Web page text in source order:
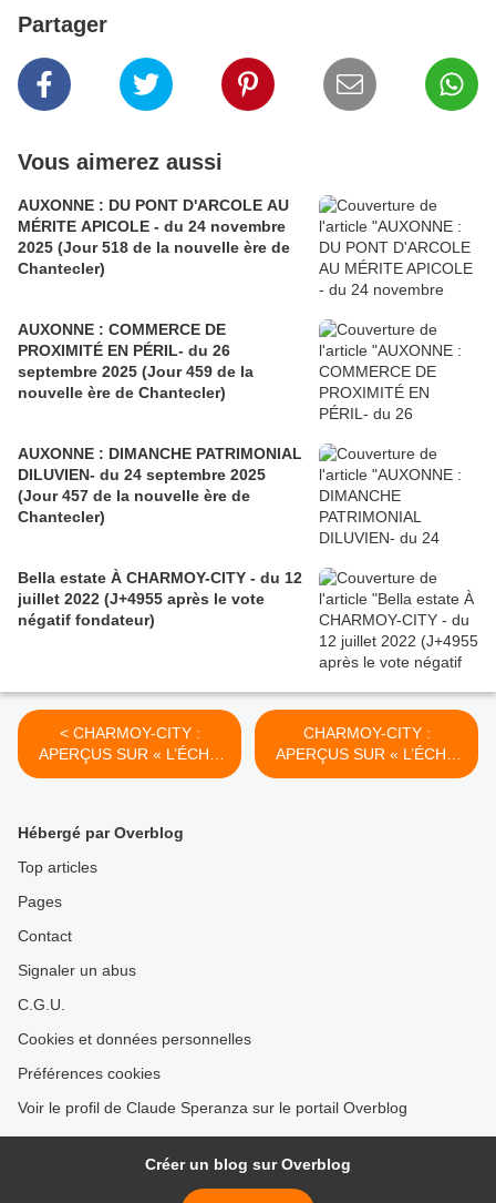
Partager
Vous aimerez aussi
AUXONNE : DU PONT D'ARCOLE AU
MÉRITE APICOLE - du 24 novembre
2025 (Jour 518 de la nouvelle ère de
Chantecler)
AUXONNE : COMMERCE DE
PROXIMITÉ EN PÉRIL- du 26
septembre 2025 (Jour 459 de la
nouvelle ère de Chantecler)
AUXONNE : DIMANCHE PATRIMONIAL
DILUVIEN- du 24 septembre 2025
(Jour 457 de la nouvelle ère de
Chantecler)
Bella estate À CHARMOY-CITY - du 12
juillet 2022 (J+4955 après le vote
négatif fondateur)
< CHARMOY-CITY :
APERÇUS SUR « L’ÉCHO
DE LA PLACE D’ARMES »
après le vote négatif
CHARMOY-CITY :
APERÇUS SUR « L’ÉCHO
DE LA PLACE D’ARMES »
Hébergé par Overblog
Top articles
Pages
Contact
Signaler un abus
C.G.U.
Cookies et données personnelles
Préférences cookies
Voir le profil de Claude Speranza sur le portail Overblog
Créer un blog sur Overblog